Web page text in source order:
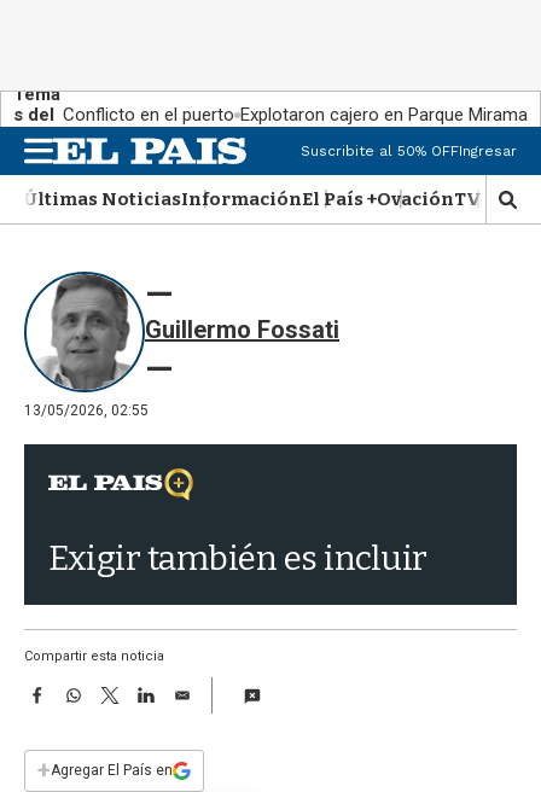
Tema
s del
día:
Conflicto en el puerto Explotaron cajero en Parque Miramar
n
u
Suscribite al 50% OFFIngresar
Últimas NoticiasInformaciónEl País +OvaciónTV Show
M
o
q
Guillermo Fossati
13/05/2026, 02:55
Exigir también es incluir
Compartir esta noticia
F
e
b
W
s
T
w
t
L
E
i
l
+Agregar El País en